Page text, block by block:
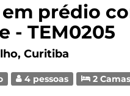
prédio
- TEM0205
Curitiba
4 pessoas 2 Camas